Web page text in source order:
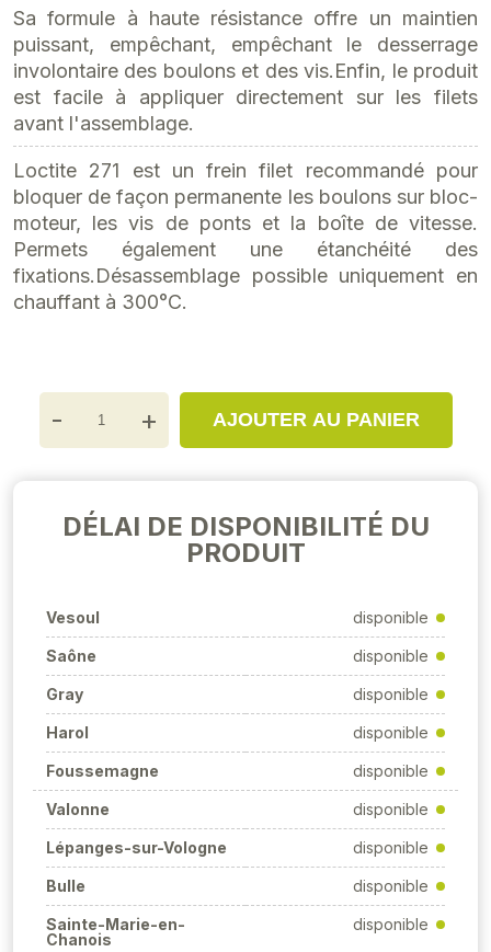
Sa formule à haute résistance offre un maintien
puissant, empêchant, empêchant le desserrage
involontaire des boulons et des vis.Enfin, le produit
est facile à appliquer directement sur les filets
avant l'assemblage.
Loctite 271 est un frein filet recommandé pour
bloquer de façon permanente les boulons sur bloc-
moteur, les vis de ponts et la boîte de vitesse.
Permets également une étanchéité des
fixations.Désassemblage possible uniquement en
chauffant à 300°C.
- + AJOUTER AU PANIER
DÉLAI DE DISPONIBILITÉ DU
PRODUIT
Vesoul disponible
Saône disponible
Gray disponible
Harol disponible
Foussemagne disponible
Valonne disponible
Lépanges-sur-Vologne disponible
Bulle disponible
Sainte-Marie-en-
Chanois
disponible